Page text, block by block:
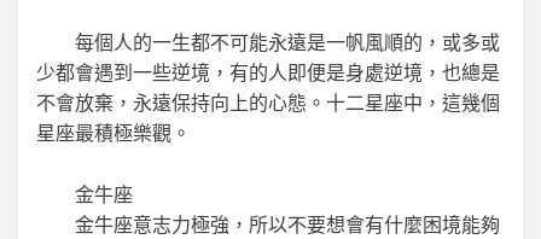
每個人的一生都不可能永遠是一帆風順的，或多或
少都會遇到一些逆境，有的人即便是身處逆境，也總是
不會放棄，永遠保持向上的心態。十二星座中，這幾個
星座最積極樂觀。
金牛座
金牛座意志力極強，所以不要想會有什麼困境能夠